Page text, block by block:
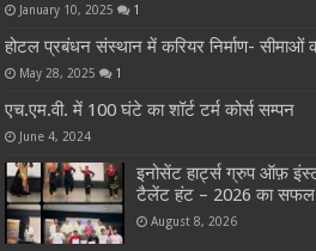
January 10, 2025 1
होटल प्रबंधन संस्थान में करियर निर्माण- सीमाओं
May 28, 2025 1
एच.एम.वी. में 100 घंटे का शॉर्ट टर्म कोर्स सम्पन
June 4, 2024
इनोसेंट हार्ट्स ग्रुप ऑफ़
टैलेंट हंट – 2026 का
August 8, 2026